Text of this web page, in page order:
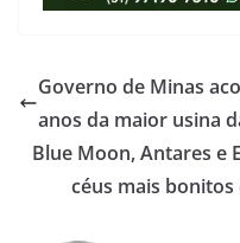
Governo de Minas
anos da maior usina
Blue Moon, Antares e
céus mais